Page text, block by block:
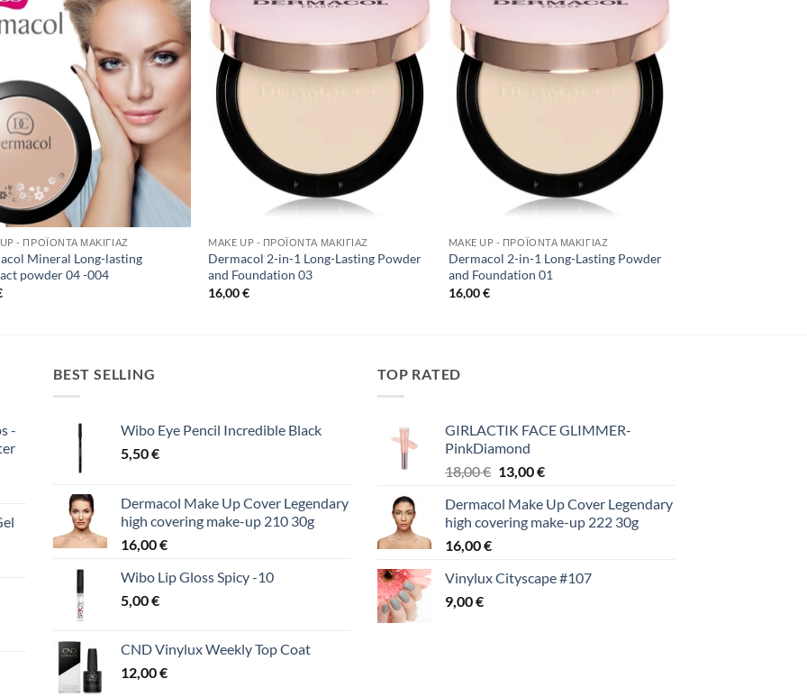
Add to
UP - ΠΡΟΪΌΝΤΑ ΜΑΚΙΓΙΆΖ
Mineral Long-lasting
powder 04 -004
Add to
MAKE UP - ΠΡΟΪΌΝΤΑ ΜΑΚΙΓΙΆΖ
Dermacol 2-in-1 Long-Lasting Powder
and Foundation 03
16,00€
Add to
MAKE UP - ΠΡΟΪΌΝΤΑ ΜΑΚΙΓΙΆΖ
Dermacol 2-in-1 Long-Lasting Powder
and Foundation 01
16,00€
-
BEST SELLING
Wibo Eye Pencil Incredible Black
5,50€
Dermacol Make Up Cover Legendary
high covering make-up 210 30g
16,00€
Wibo Lip Gloss Spicy -10
5,00€
CND Vinylux Weekly Top Coat
12,00€
TOP RATED
GIRLACTIK FACE GLIMMER-
PinkDiamond
18,00€ Original
was:
18,00 €.
13,00€Η
τιμή
είναι:
Dermacol Make Up Cover Legendary
high covering make-up 222 30g
16,00€
Vinylux Cityscape #107
9,00€